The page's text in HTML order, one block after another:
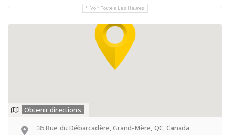
Voir Toutes Les Heures
Obtenir directions
35 Rue du Débarcadère, Grand-Mère, QC, Canada